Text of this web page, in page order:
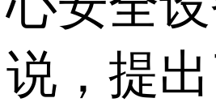
说，提